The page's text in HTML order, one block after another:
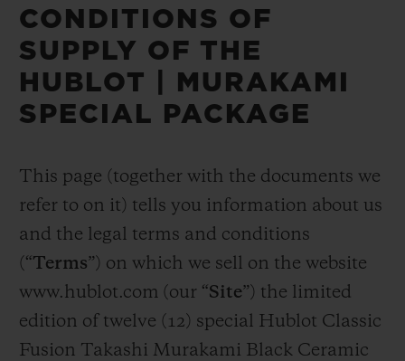
CONDITIONS OF
SUPPLY OF THE
HUBLOT | MURAKAMI
SPECIAL PACKAGE
This page (together with the documents we
refer to on it) tells you information about us
and the legal terms and conditions
(“Terms”) on which we sell on the website
www.hublot.com (our “Site”) the limited
edition of twelve (12) special Hublot Classic
Fusion Takashi Murakami Black Ceramic